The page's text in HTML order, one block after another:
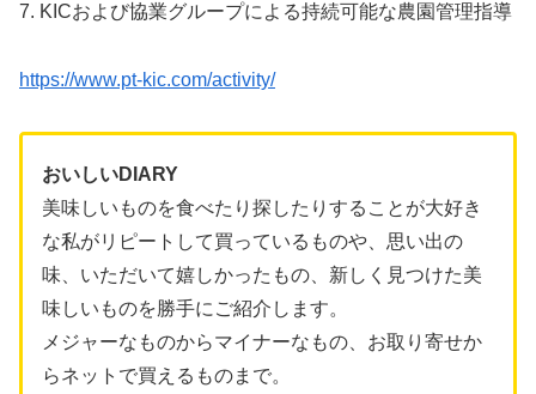
7. KICおよび協業グループによる持続可能な農園管理指導
https://www.pt-kic.com/activity/
おいしいDIARY
美味しいものを食べたり探したりすることが大好き
な私がリピートして買っているものや、思い出の
味、いただいて嬉しかったもの、新しく見つけた美
味しいものを勝手にご紹介します。
メジャーなものからマイナーなもの、お取り寄せか
らネットで買えるものまで。